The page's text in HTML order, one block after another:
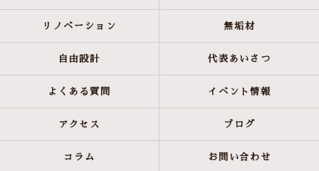
リノベーション 無垢材
自由設計 代表あいさつ
よくある質問 イベント情報
アクセス ブログ
コラム お問い合わせ